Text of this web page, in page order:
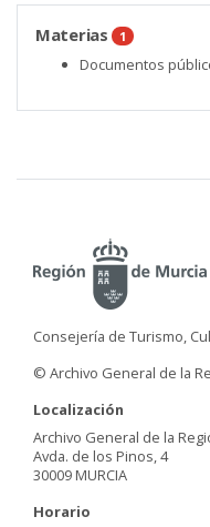
Materias 1
Documentos
Consejería de Turismo,
© Archivo General de la
Localización
Archivo General de la
Avda. de los Pinos, 4
30009 MURCIA
Horario